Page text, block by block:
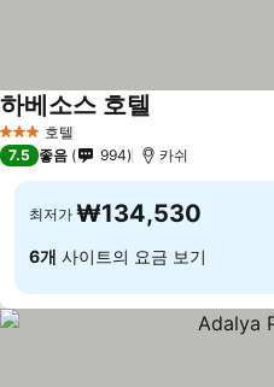
3 성급 호텔
하베소스 호텔
7.5 좋음 994 카쉬
최저가 ₩134,530
6개 사이트의 요금 보기